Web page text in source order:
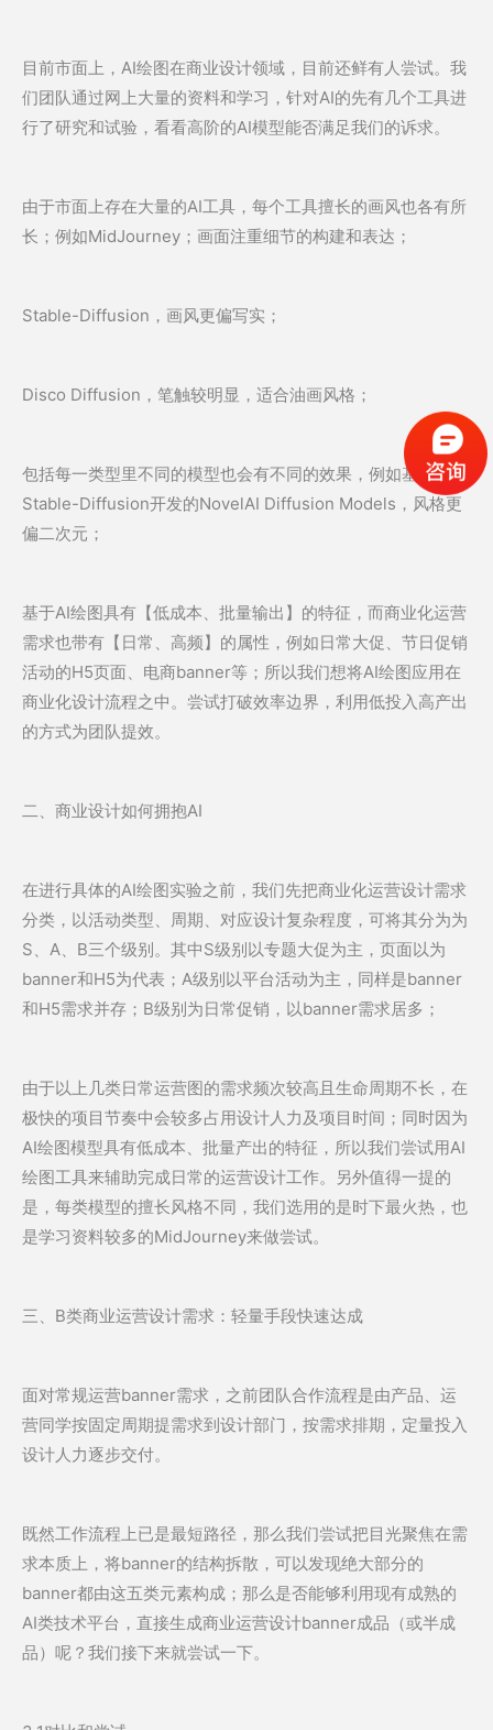
目前市面上，AI绘图在商业设计领域，目前还鲜有人尝试。我
们团队通过网上大量的资料和学习，针对AI的先有几个工具进
行了研究和试验，看看高阶的AI模型能否满足我们的诉求。
由于市面上存在大量的AI工具，每个工具擅长的画风也各有所
长；例如MidJourney；画面注重细节的构建和表达；
Stable-Diffusion，画风更偏写实；
Disco Diffusion，笔触较明显，适合油画风格；
包括每一类型里不同的模型也会有不同的效果，例如基于
Stable-Diffusion开发的NovelAI Diffusion Models，风格更
偏二次元；
基于AI绘图具有【低成本、批量输出】的特征，而商业化运营
需求也带有【日常、高频】的属性，例如日常大促、节日促销
活动的H5页面、电商banner等；所以我们想将AI绘图应用在
商业化设计流程之中。尝试打破效率边界，利用低投入高产出
的方式为团队提效。
二、商业设计如何拥抱AI
在进行具体的AI绘图实验之前，我们先把商业化运营设计需求
分类，以活动类型、周期、对应设计复杂程度，可将其分为为
S、A、B三个级别。其中S级别以专题大促为主，页面以为
banner和H5为代表；A级别以平台活动为主，同样是banner
和H5需求并存；B级别为日常促销，以banner需求居多；
由于以上几类日常运营图的需求频次较高且生命周期不长，在
极快的项目节奏中会较多占用设计人力及项目时间；同时因为
AI绘图模型具有低成本、批量产出的特征，所以我们尝试用AI
绘图工具来辅助完成日常的运营设计工作。另外值得一提的
是，每类模型的擅长风格不同，我们选用的是时下最火热，也
是学习资料较多的MidJourney来做尝试。
三、B类商业运营设计需求：轻量手段快速达成
面对常规运营banner需求，之前团队合作流程是由产品、运
营同学按固定周期提需求到设计部门，按需求排期，定量投入
设计人力逐步交付。
既然工作流程上已是最短路径，那么我们尝试把目光聚焦在需
求本质上，将banner的结构拆散，可以发现绝大部分的
banner都由这五类元素构成；那么是否能够利用现有成熟的
AI类技术平台，直接生成商业运营设计banner成品（或半成
品）呢？我们接下来就尝试一下。